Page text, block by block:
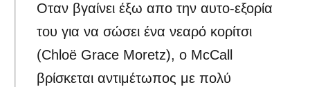
Οταν βγαίνει έξω απο την αυτο-εξορία
του για να σώσει ένα νεαρό κορίτσι
(Chloë Grace Moretz), ο McCall
βρίσκεται αντιμέτωπος με πολύ